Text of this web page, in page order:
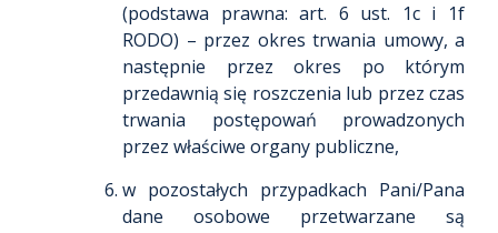
(podstawa prawna: art. 6 ust. 1c i 1f
RODO) – przez okres trwania umowy, a
następnie przez okres po którym
przedawnią się roszczenia lub przez czas
trwania postępowań prowadzonych
przez właściwe organy publiczne,
w pozostałych przypadkach Pani/Pana
dane osobowe przetwarzane są